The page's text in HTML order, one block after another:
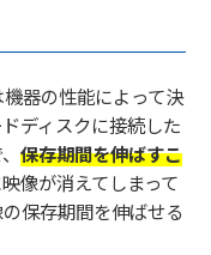
器の性能によって決
ディスクに接続した
保存期間を伸ばすこ
像が消えてしまって
保存期間を伸ばせる